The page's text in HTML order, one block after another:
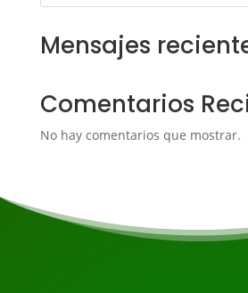
Mensajes
Comentarios
No hay comentarios que mostrar.